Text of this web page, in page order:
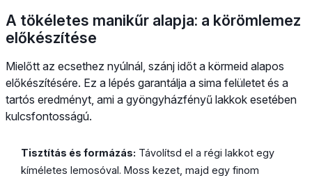
A tökéletes manikűr alapja: a körömlemez
előkészítése
Mielőtt az ecsethez nyúlnál, szánj időt a körmeid alapos
előkészítésére. Ez a lépés garantálja a sima felületet és a
tartós eredményt, ami a gyöngyházfényű lakkok esetében
kulcsfontosságú.
Tisztítás és formázás: Távolítsd el a régi lakkot egy
kíméletes lemosóval. Moss kezet, majd egy finom